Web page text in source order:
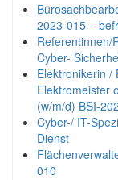
2023-015 –
Referentinnen/
Cyber-
Elektronikerin /
Elektromeister
(w/m/d) BSI-
Cyber-/ IT-
Dienst
010